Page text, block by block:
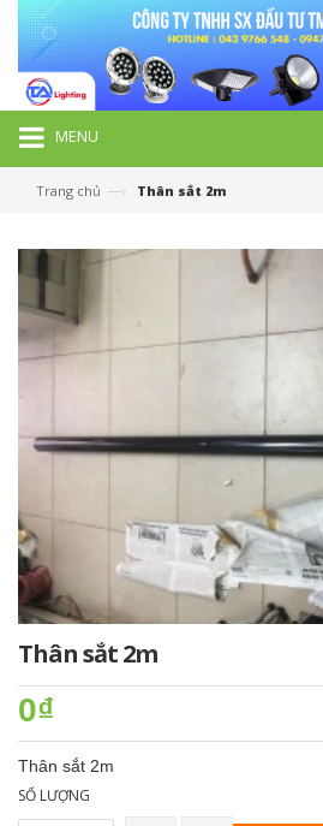
MENU
Trang chủ —› Thân sắt 2m
Thân sắt 2m
0₫
Thân sắt 2m
SỐ LƯỢNG